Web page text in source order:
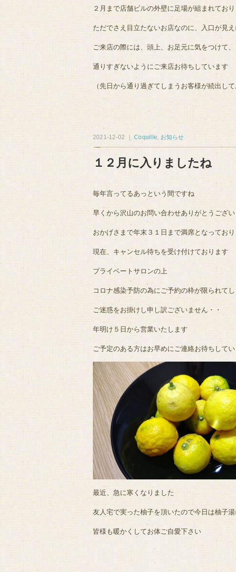
２月まで店舗ビルの外壁に足場が組まれており
ただでさえ目立たないお店なのに、入口が見
ご来店の際には、頭上、お足元に気をつけて、
通りすぎないようにご来店お待ちしています
（先日から通り過ぎてしまうお客様が続出して
2021-12-02 ｜Coquille, お知らせ
１２月に入りましたね
毎年言ってるあっという間ですね
早くから沢山のお問い合わせありがとうござい
おかげさまで年末３１日まで満席となってお
現在、キャンセル待ちを受け付けております
プライベートサロンの上
コロナ感染予防の為にご予約の枠が限られて
ご迷惑をお掛けし申し訳ございません・・
年明け５日から営業いたします
ご予定のある方はお早めにご連絡お待ちして
最近、急に寒くなりました
友人宅で実った柚子を頂いたので今日は柚子
皆様も暖かくしてお体ご自愛下さい